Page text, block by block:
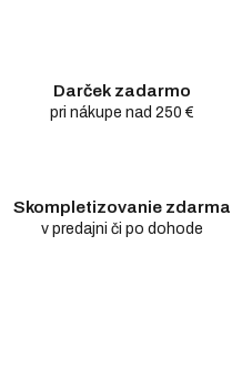
Darček zadarmo
pri nákupe nad 250 €
Skompletizovanie zdarma
v predajni či po dohode